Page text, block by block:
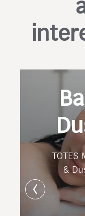
TOTES
&